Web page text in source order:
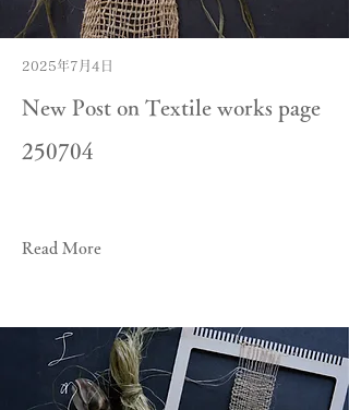
2025年7月4日
New Post on Textile works page
250704
Read More